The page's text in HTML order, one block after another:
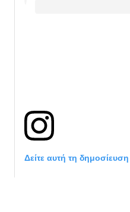
Δείτε αυτή τη